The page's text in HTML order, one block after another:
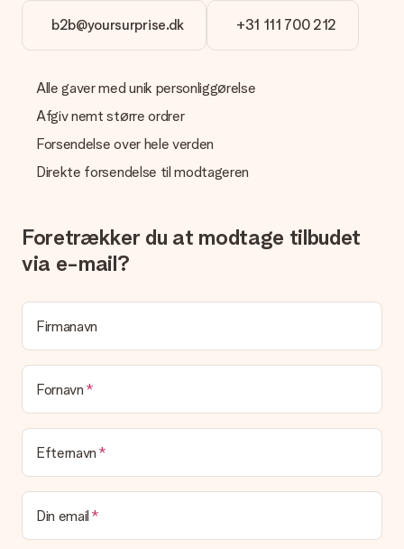
venligst vores kundeservice, de hjælper gerne med at finde en
passende løsning.
Ingen faktura sendes med din ordre. Du modtager altid
fakturaen i bekræftelsesemailen, og du kan altid finde den i din
MySurprise-konto. Det betyder at du kan få gaven leveret
direkte til modtageren, hvilket gør det til en sand
overraskelse!
b2b@yoursurprise.dk +31 111 700 212
Alle gaver med unik personliggørelse
Afgiv nemt større ordrer
Forsendelse over hele verden
Direkte forsendelse til modtageren
Foretrækker du at modtage tilbudet
via e-mail?
Firmanavn
Fornavn
Efternavn
Din email